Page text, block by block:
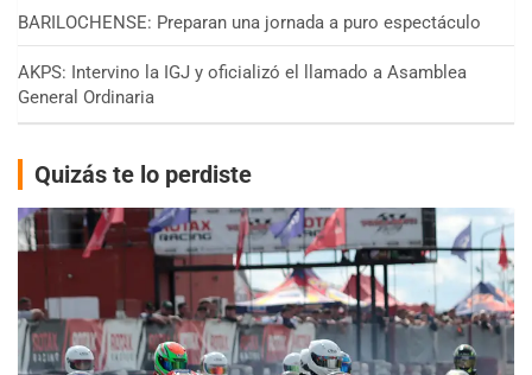
BARILOCHENSE: Preparan una jornada a puro espectáculo
AKPS: Intervino la IGJ y oficializó el llamado a Asamblea
General Ordinaria
Quizás te lo perdiste